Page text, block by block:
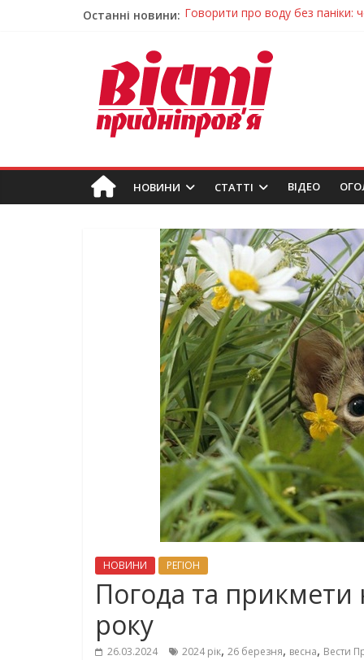
Останні новини: Лікар – на екрані: Як працюють
Пошуки тривають: на
Ветерани Дніпропетровщини
Говорити про воду без паніки:
НОВИНИ СТАТТІ ВIДЕО
НОВИНИ РЕГІОН
Погода та прикмети
року
26.03.2024 2024 рік, 26 березня, весна, Вести